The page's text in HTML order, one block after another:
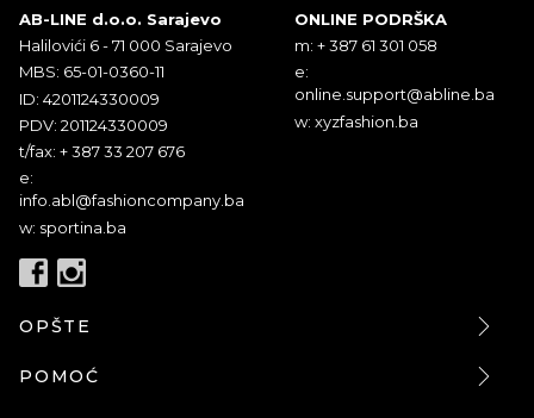
AB-LINE d.o.o. Sarajevo
Halilovići 6 - 71 000 Sarajevo
MBS: 65-01-0360-11
ID: 4201124330009
PDV: 201124330009
t/fax: + 387 33 207 676
e:
info.abl@fashioncompany.ba
w: sportina.ba
ONLINE PODRŠKA
m: + 387 61 301 058
e:
online.support@abline.ba
w: xyzfashion.ba
OPŠTE
POMOĆ